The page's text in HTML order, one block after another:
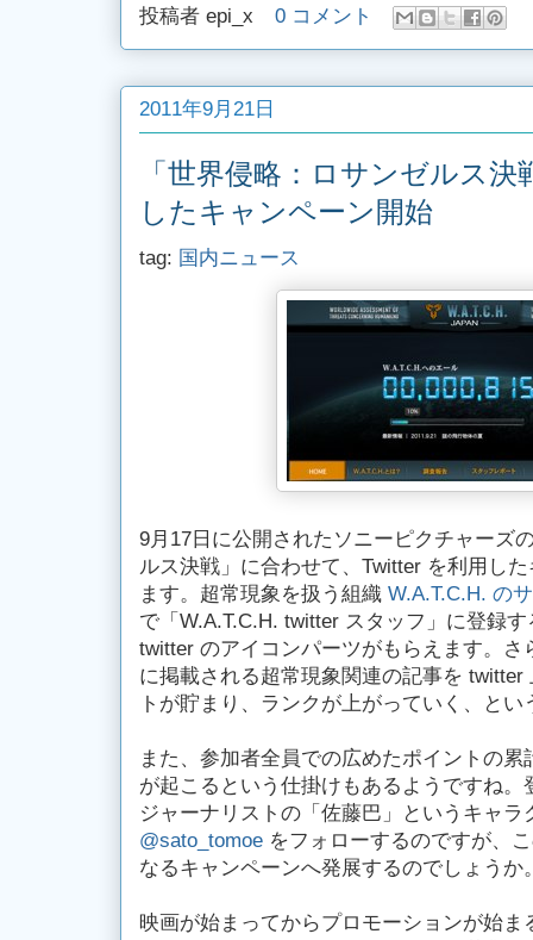
投稿者 epi_x 0 コメント
2011年9月21日
「世界侵略：ロサンゼルス決
したキャンペーン開始
tag: 国内ニュース
9月17日に公開されたソニーピクチャーズ
ルス決戦」に合わせて、Twitter を利用し
ます。超常現象を扱う組織 W.A.T.C.H. の
で「W.A.T.C.H. twitter スタッフ」に登録
twitter のアイコンパーツがもらえます。さ
に掲載される超常現象関連の記事を
トが貯まり、ランクが上がっていく、とい
また、参加者全員での広めたポイントの
が起こるという仕掛けもあるようですね
ジャーナリストの「佐藤巴」というキャ
@sato_tomoe をフォローするのですが、
なるキャンペーンへ発展するのでしょうか
映画が始まってからプロモーションが始